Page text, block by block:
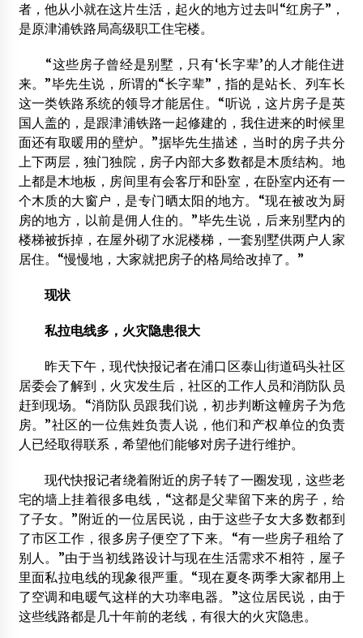
者，他从小就在这片生活，起火的地方过去叫“红房子”，
是原津浦铁路局高级职工住宅楼。
“这些房子曾经是别墅，只有‘长字辈’的人才能住进
来。”毕先生说，所谓的“长字辈”，指的是站长、列车长
这一类铁路系统的领导才能居住。“听说，这片房子是英
国人盖的，是跟津浦铁路一起修建的，我住进来的时候里
面还有取暖用的壁炉。”据毕先生描述，当时的房子共分
上下两层，独门独院，房子内部大多数都是木质结构。地
上都是木地板，房间里有会客厅和卧室，在卧室内还有一
个木质的大窗户，是专门晒太阳的地方。“现在被改为厨
房的地方，以前是佣人住的。”毕先生说，后来别墅内的
楼梯被拆掉，在屋外砌了水泥楼梯，一套别墅供两户人家
居住。“慢慢地，大家就把房子的格局给改掉了。”
现状
私拉电线多，火灾隐患很大
昨天下午，现代快报记者在浦口区泰山街道码头社区
居委会了解到，火灾发生后，社区的工作人员和消防队员
赶到现场。“消防队员跟我们说，初步判断这幢房子为危
房。”社区的一位焦姓负责人说，他们和产权单位的负责
人已经取得联系，希望他们能够对房子进行维护。
现代快报记者绕着附近的房子转了一圈发现，这些老
宅的墙上挂着很多电线，“这都是父辈留下来的房子，给
了子女。”附近的一位居民说，由于这些子女大多数都到
了市区工作，很多房子便空了下来。“有一些房子租给了
别人。”由于当初线路设计与现在生活需求不相符，屋子
里面私拉电线的现象很严重。“现在夏冬两季大家都用上
了空调和电暖气这样的大功率电器。”这位居民说，由于
这些线路都是几十年前的老线，有很大的火灾隐患。